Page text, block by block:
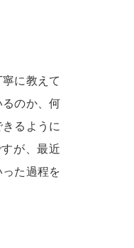
に教えて
るのか、何
るように
が、最近
た過程を